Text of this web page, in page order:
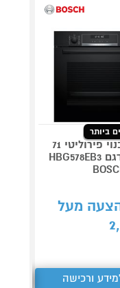
ביותר
תנור בנוי פירוליטי 71
ליטר דגם HBG578EB3
מעל
ורכישה